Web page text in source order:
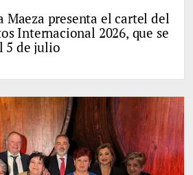
Maeza presenta el cartel del
Internacional 2026, que se
5 de julio